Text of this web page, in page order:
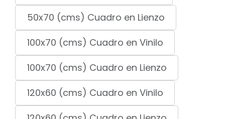
50x70 (cms) Cuadro en Lienzo
100x70 (cms) Cuadro en Vinilo
100x70 (cms) Cuadro en Lienzo
120x60 (cms) Cuadro en Vinilo